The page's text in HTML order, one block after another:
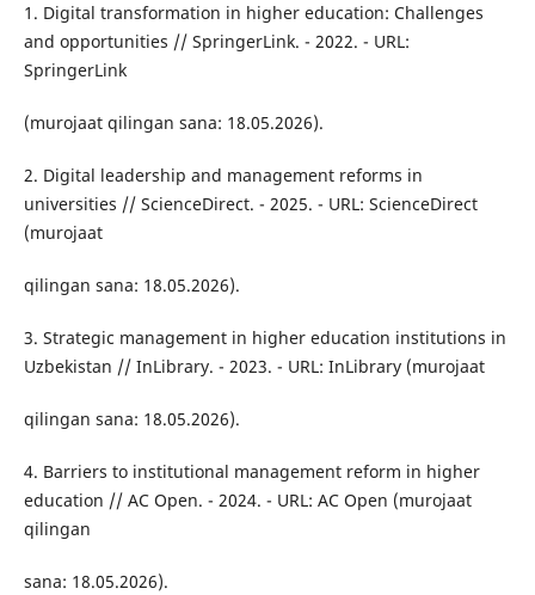
1. Digital transformation in higher education: Challenges
and opportunities // SpringerLink. - 2022. - URL:
SpringerLink
(murojaat qilingan sana: 18.05.2026).
2. Digital leadership and management reforms in
universities // ScienceDirect. - 2025. - URL: ScienceDirect
(murojaat
qilingan sana: 18.05.2026).
3. Strategic management in higher education institutions in
Uzbekistan // InLibrary. - 2023. - URL: InLibrary (murojaat
qilingan sana: 18.05.2026).
4. Barriers to institutional management reform in higher
education // AC Open. - 2024. - URL: AC Open (murojaat
qilingan
sana: 18.05.2026).